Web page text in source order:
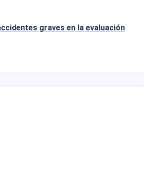
graves en la evaluación